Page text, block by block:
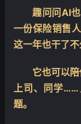
趣问问AI
一份保险销售
这一年也干了不
它也可以
上司、同学
题。